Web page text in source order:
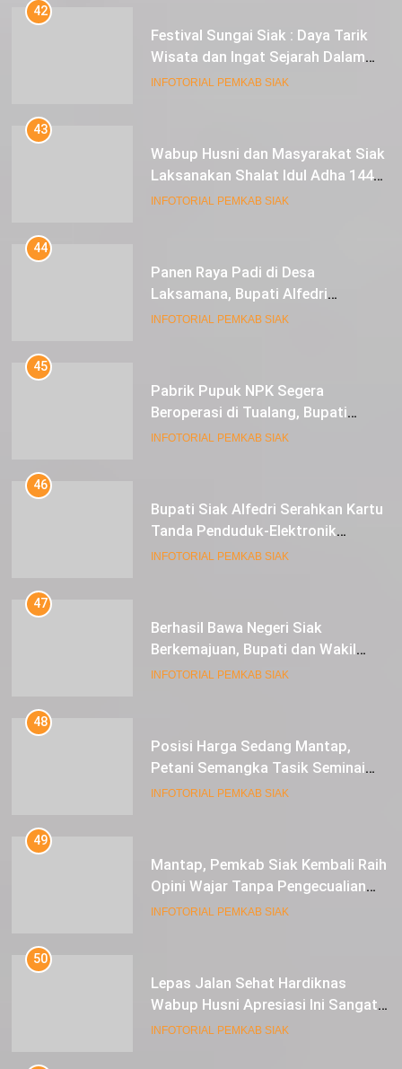
42
Festival Sungai Siak : Daya Tarik
Wisata dan Ingat Sejarah Dalam
Lestarikan Peradaban
INFOTORIAL PEMKAB SIAK
43
Wabup Husni dan Masyarakat Siak
Laksanakan Shalat Idul Adha 1445
Hijriah di Lapangan Tugu Siak
INFOTORIAL PEMKAB SIAK
44
Panen Raya Padi di Desa
Laksamana, Bupati Alfedri
Serahkan 16 Unit Mesin Pompa Air
INFOTORIAL PEMKAB SIAK
45
Pabrik Pupuk NPK Segera
Beroperasi di Tualang, Bupati
Alfedri Investasi ini Tingkatkan
INFOTORIAL PEMKAB SIAK
46
Bupati Siak Alfedri Serahkan Kartu
Tanda Penduduk-Elektronik
Kepada Pelajar SMK 1 Koto Gasib
INFOTORIAL PEMKAB SIAK
47
Berhasil Bawa Negeri Siak
Berkemajuan, Bupati dan Wakil
Bupati Siak Terima Gelar Adat
INFOTORIAL PEMKAB SIAK
48
Posisi Harga Sedang Mantap,
Petani Semangka Tasik Seminai
Raup Untung
INFOTORIAL PEMKAB SIAK
49
Mantap, Pemkab Siak Kembali Raih
Opini Wajar Tanpa Pengecualian
ke-13 Dari BPK RI.
INFOTORIAL PEMKAB SIAK
50
Lepas Jalan Sehat Hardiknas
Wabup Husni Apresiasi Ini Sangat
Luar Biasa
INFOTORIAL PEMKAB SIAK